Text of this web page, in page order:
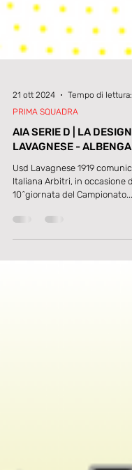
21 ott 2024
Tempo di
PRIMA SQUADRA
AIA SERIE D | LA
LAVAGNESE -
Italiana Arbitri, in occasione